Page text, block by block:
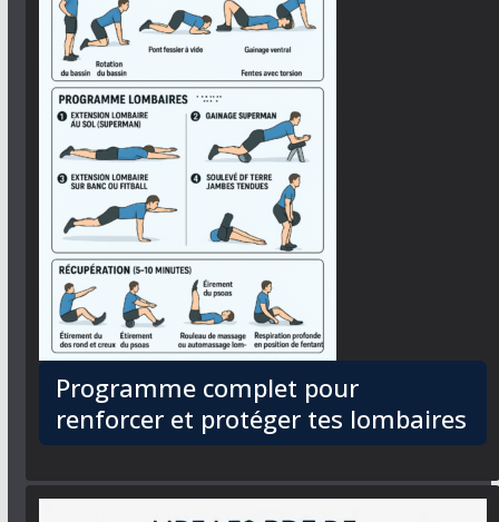
Programme complet pour
renforcer et protéger tes lombaires